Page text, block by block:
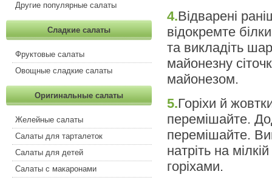
Другие популярные салаты
Сладкие салаты
Фруктовые салаты
Овощные сладкие салаты
Оригинальные салаты
Желейные салаты
Салаты для тарталеток
Салаты для детей
Салаты с макаронами
4.Відварені
відокремте
та викладіть
майонезну
майонезом.
5.Горіхи й
перемішайте.
перемішайте.
натріть на
горіхами.